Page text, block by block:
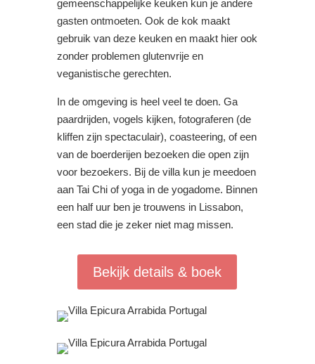
gemeenschappelijke keuken kun je andere
gasten ontmoeten. Ook de kok maakt
gebruik van deze keuken en maakt hier ook
zonder problemen glutenvrije en
veganistische gerechten.
In de omgeving is heel veel te doen. Ga
paardrijden, vogels kijken, fotograferen (de
kliffen zijn spectaculair), coasteering, of een
van de boerderijen bezoeken die open zijn
voor bezoekers. Bij de villa kun je meedoen
aan Tai Chi of yoga in de yogadome. Binnen
een half uur ben je trouwens in Lissabon,
een stad die je zeker niet mag missen.
Bekijk details & boek